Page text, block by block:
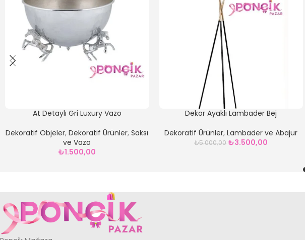
At Detaylı Gri Luxury Vazo
Dekoratif Objeler,Dekoratif Ürünler,Saksı
ve Vazo
₺1.500,00
Dekor Ayaklı Lambader Bej
Dekoratif Ürünler,Lambader ve Abajur
₺5.000,00 ₺3.500,00